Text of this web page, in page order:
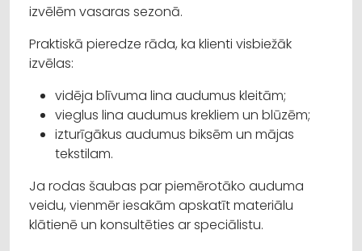
izvēlēm vasaras sezonā.
Praktiskā pieredze rāda, ka klienti visbiežāk
izvēlas:
vidēja blīvuma lina audumus kleitām;
vieglus lina audumus krekliem un blūzēm;
izturīgākus audumus biksēm un mājas
tekstilam.
Ja rodas šaubas par piemērotāko auduma
veidu, vienmēr iesakām apskatīt materiālu
klātienē un konsultēties ar speciālistu.